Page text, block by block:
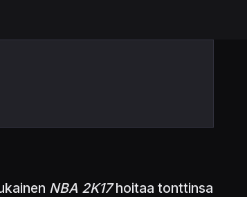
NBA 2K17hoitaa tonttinsa